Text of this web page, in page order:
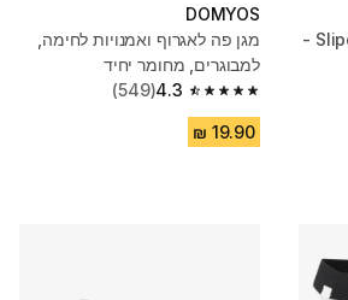
מגן מפשעה לילדים Slipee 100 -
DOMYOS
מגן פה לאגרוף ואמנויות לחימה,
למבוגרים, מחומר יחיד
4.3
4.3 out of 5 stars from 549 reviews
(549)